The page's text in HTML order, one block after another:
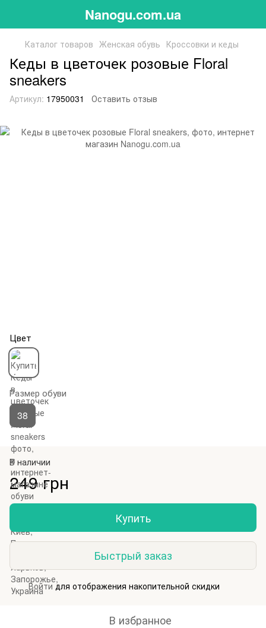
Nanogu.com.ua
Каталог товаров Женская обувь Кроссовки и кеды
Кеды в цветочек розовые Floral
sneakers
Артикул: 17950031 Оставить отзыв
Цвет
Размер обуви
38
В наличии
249 грн
Купить
Быстрый заказ
% Войтидля отображения накопительной скидки
В избранное